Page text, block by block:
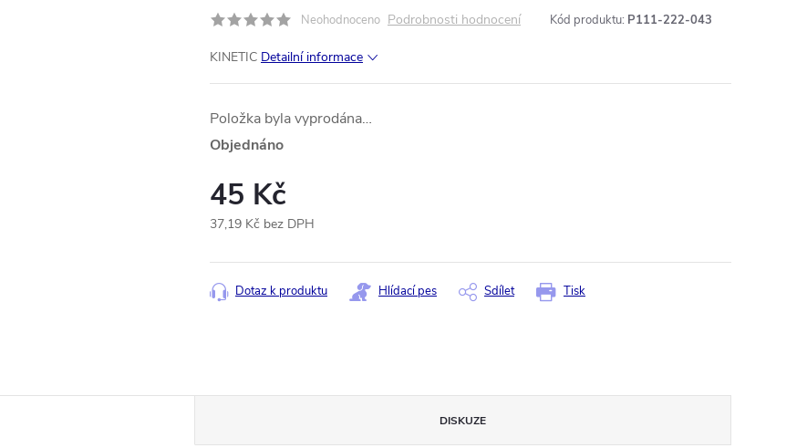
Neohodnoceno Podrobnosti hodnocení Kód produktu: P111-222-043
KINETIC Detailní informace
Položka byla vyprodána…
Objednáno
45 Kč
37,19 Kč bez DPH
cena:
Tisk
Dotaz k produktu Hlídací pes Sdílet
DISKUZE